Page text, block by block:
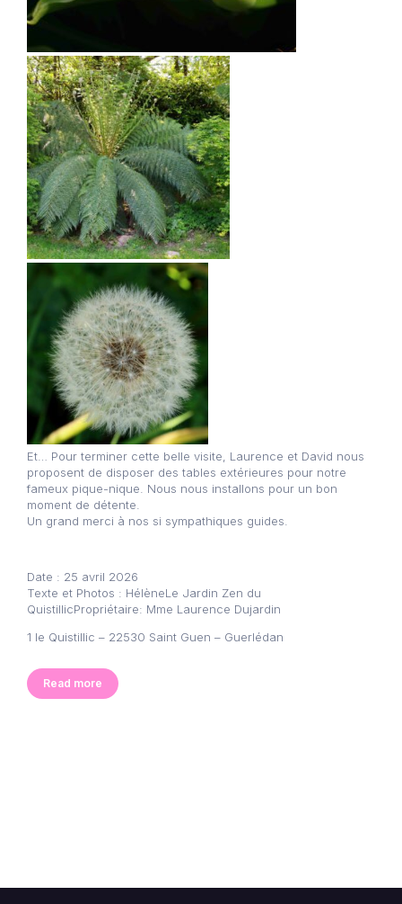
Et… Pour terminer cette belle visite, Laurence et David nous
proposent de disposer des tables extérieures pour notre
fameux pique-nique. Nous nous installons pour un bon
moment de détente.
Un grand merci à nos si sympathiques guides.
Date : 25 avril 2026
Texte et Photos : HélèneLe Jardin Zen du
QuistillicPropriétaire: Mme Laurence Dujardin
1 le Quistillic – 22530 Saint Guen – Guerlédan
Read more